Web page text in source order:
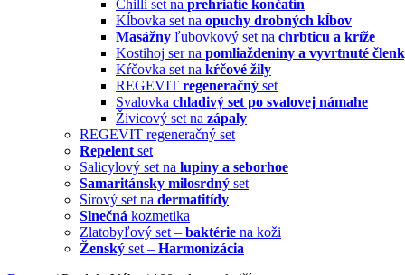
Chilli set na prehriatie končatín
Kĺbovka set na opuchy drobných kĺbov
Masážny ľubovkový set na chrbticu a kríže
Kostihoj ser na pomliaždeniny a vyvrtnuté
Kŕčovka set na kŕčové žily
REGEVIT regeneračný set
Svalovka chladivý set po svalovej námahe
Živicový set na zápaly
REGEVIT regeneračný set
Repelent set
Salicylový set na lupiny a seborhoe
Samaritánsky milosrdný set
Sírový set na dermatitídy
Slnečná kozmetika
Zlatobyľový set – baktérie na koži
Ženský set – Harmonizácia